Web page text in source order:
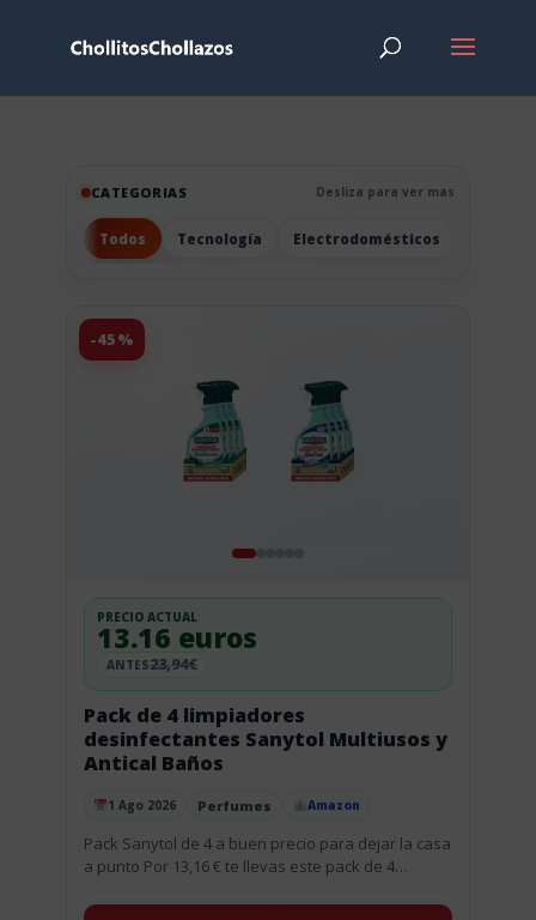
CATEGORIAS Desliza para ver mas
Todos Tecnología Electrodomésticos
-45%
Publicado el
1 Ago 2026 Perfumes Amazon
Pack de 4 limpiadores
desinfectantes Sanytol Multiusos y
Antical Baños
PRECIO ACTUAL
13.16 euros
ANTES23,94€
Pack Sanytol de 4 a buen precio para dejar la casa
a punto Por 13,16 € te llevas este pack de 4